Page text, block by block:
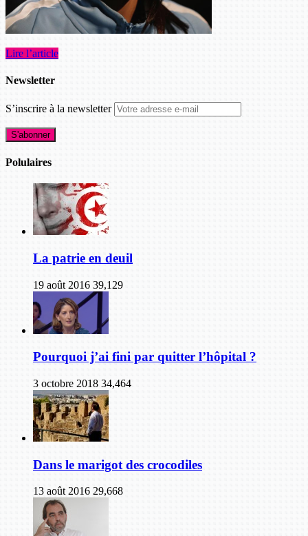
Lire l’article
Newsletter
S’inscrire à la newsletter
Polulaires
La patrie en deuil
19 août 2016 39,129
Pourquoi j’ai fini par quitter l’hôpital ?
3 octobre 2018 34,464
Dans le marigot des crocodiles
13 août 2016 29,668